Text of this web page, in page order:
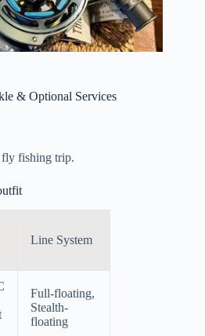
& Optional Services
fly fishing trip.
Line System
Full-floating,
Stealth-
floating